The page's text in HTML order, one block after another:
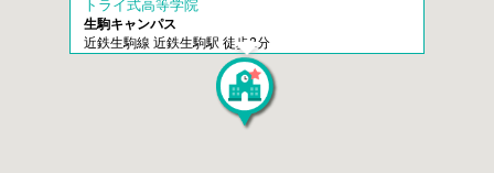
掲載を希望される学校様へ
トライ式高等学院
生駒キャンパス
近鉄生駒線 近鉄生駒駅 徒歩2分